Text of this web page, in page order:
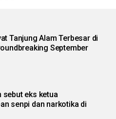
Tanjung Alam Terbesar di
September
sebut eks ketua
senpi dan narkotika di